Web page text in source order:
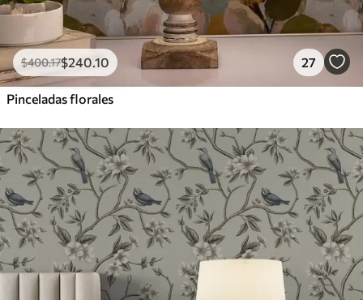
$400.17$240.10 27
Pinceladas florales